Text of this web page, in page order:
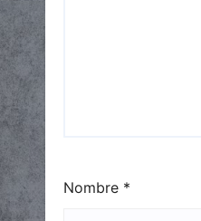
Nombre *